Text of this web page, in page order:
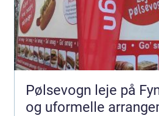
Pølsevogn leje på
og uformelle